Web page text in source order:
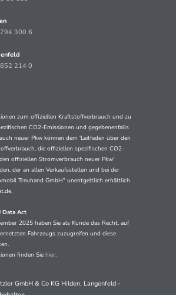
300 6
214 0
zum offiziellen Kraftstoffverbrauch und zu
CO2-Emissionen und gegebenenfalls
neuer Pkw können dem 'Leitfaden über den
die offiziellen spezifischen CO2-
offiziellen Stromverbrauch neuer Pkw'
der an allen Verkaufsstellen und bei der
Treuhand GmbH" unentgeltlich erhältlich
Data Act
2025 haben Sie als Kunde das Recht, auf
Fahrzeugs zuzugreifen und diese
finden Sie hier.
GmbH & Co KG Hilden, Langenfeld -